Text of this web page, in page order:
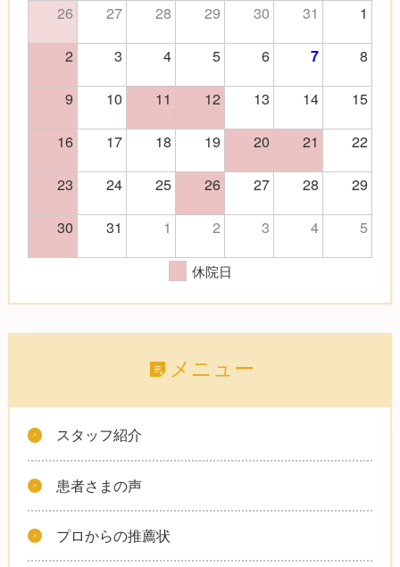
26 27 28 29 30 31
1
2
3 4 5 6 7
8
9
10 11 12 13 14
15
16
17 18 19 20 21
22
23
24 25 26 27 28
29
30
31 1 2 3 4 5
休院日
メニュー
スタッフ紹介
患者さまの声
プロからの推薦状